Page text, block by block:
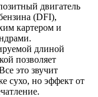
двигатель
(DFI),
картером и
длиной
позволяет
это звучит
сухо, но эффект от